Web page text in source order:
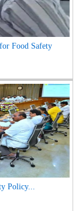
Food Safety
Policy...